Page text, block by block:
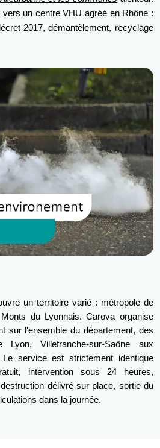
un centre VHU agréé en Rhône :
2017, démantèlement, recyclage
un territoire varié : métropole de
du Lyonnais. Carova organise
sur l'ensemble du département, des
Villefranche-sur-Saône aux
service est strictement identique
intervention sous 24 heures,
délivré sur place, sortie du
dans la journée.